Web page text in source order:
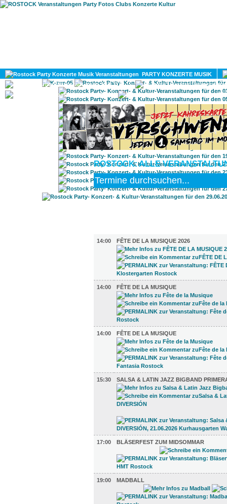
PARTY KONZERTE MUSIK
KULTUR
GAY
ROSTOCK: ALLE
14:00
FÊTE DE LA MUSIQUE 2026
14:00 FÊTE DE LA MUSIQUE
14:00 FÊTE DE LA MUSIQUE
15:30 SALSA & LATIN JAZZ BIGBAND
17:00 BLÄSERFEST ZUM MIDSOMMAR
19:00 MADBALL